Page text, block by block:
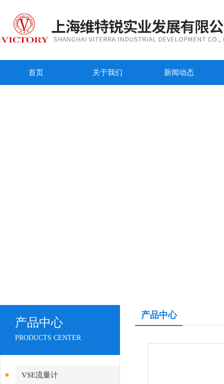
首页 关于我们 新闻动态
产品中心
PRODUCTS CENTER
VSE流量计
产品中心